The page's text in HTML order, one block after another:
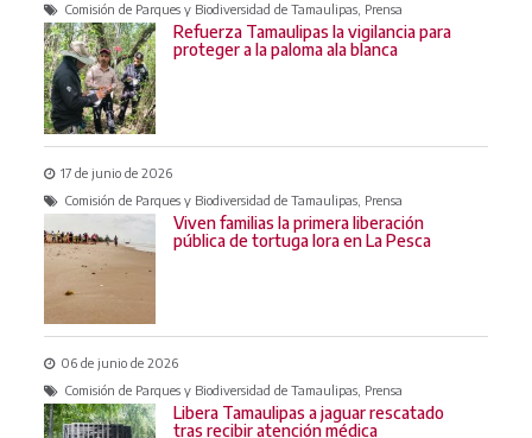
Comisión de Parques y Biodiversidad de Tamaulipas, Prensa
Refuerza Tamaulipas la vigilancia para
proteger a la paloma ala blanca
17 de junio de 2026
Comisión de Parques y Biodiversidad de Tamaulipas, Prensa
Viven familias la primera liberación
pública de tortuga lora en La Pesca
06 de junio de 2026
Comisión de Parques y Biodiversidad de Tamaulipas, Prensa
Libera Tamaulipas a jaguar rescatado
tras recibir atención médica